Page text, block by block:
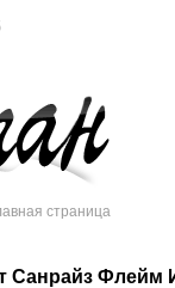
страница
Санрайз Флейм